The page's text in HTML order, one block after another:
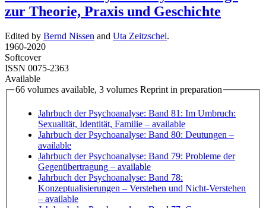
zur Theorie, Praxis und Geschichte
Edited by Bernd Nissen and Uta Zeitzschel.
1960-2020
Softcover
ISSN 0075-2363
Available
66 volumes available, 3 volumes Reprint in preparation
Jahrbuch der Psychoanalyse: Band 81: Im Umbruch:
Sexualität, Identität, Familie – available
Jahrbuch der Psychoanalyse: Band 80: Deutungen –
available
Jahrbuch der Psychoanalyse: Band 79: Probleme der
Gegenübertragung – available
Jahrbuch der Psychoanalyse: Band 78:
Konzeptualisierungen – Verstehen und Nicht-Verstehen
– available